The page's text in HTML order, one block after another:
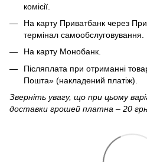
комісії.
На карту Приватбанк через
термінал самообслуговування.
На карту Монобанк.
Післяплата при отриманні
Пошта» (накладений платіж).
Зверніть увагу, що при цьому
доставки грошей платна – 20 грн